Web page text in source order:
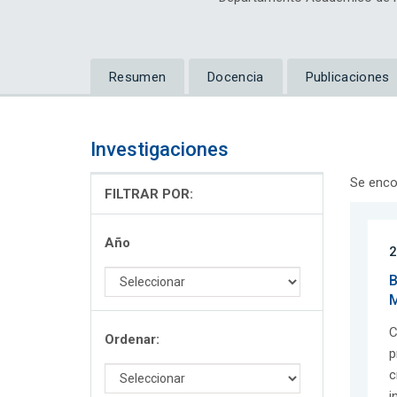
Resumen Docencia Publicaciones
Investigaciones
FILTRAR POR:
Año
Ordenar:
Se